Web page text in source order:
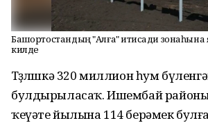
Башҡортостандың "Алға" иҡтисади
килде
Төҙөлөшкә 320 миллион һум
булдырыласаҡ. Ишембай
ҡеүәте йылына 114 берәмек